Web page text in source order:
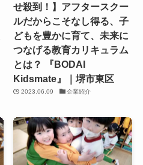
せ殺到！】アフタースクー
ルだからこそなし得る、子
どもを豊かに育て、未来に
つなげる教育カリキュラム
とは？ 『BODAI
Kidsmate』｜堺市東区
2023.06.09 企業紹介